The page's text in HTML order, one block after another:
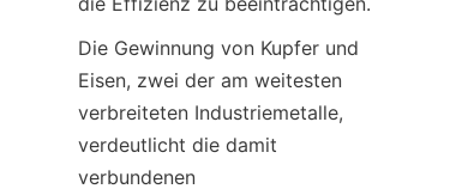
Die Gewinnung von Kupfer und
Eisen, zwei der am weitesten
verbreiteten Industriemetalle,
verdeutlicht die damit
verbundenen